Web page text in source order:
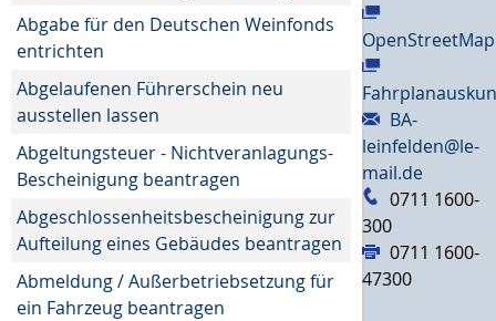
Abgabe für den Deutschen Weinfonds
entrichten
Abgelaufenen Führerschein neu
ausstellen lassen
Abgeltungsteuer - Nichtveranlagungs-
Bescheinigung beantragen
Abgeschlossenheitsbescheinigung zur
Aufteilung eines Gebäudes beantragen
Abmeldung / Außerbetriebsetzung für
ein Fahrzeug beantragen
OpenStreetMap
BA-
leinfelden@le-
mail.de
0711 1600-
300
0711 1600-
47300